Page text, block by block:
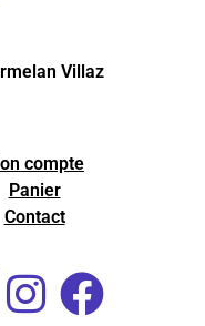
Villaz
compte
Panier
Contact